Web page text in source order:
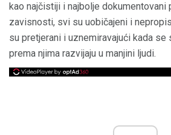
kao najčistiji i najbolje dokumentovani
zavisnosti, svi su uobičajeni i
su pretjerani i uznemiravajući kada se
prema njima razvijaju u manjini ljudi.